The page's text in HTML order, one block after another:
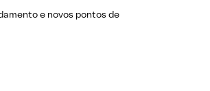
e novos pontos de